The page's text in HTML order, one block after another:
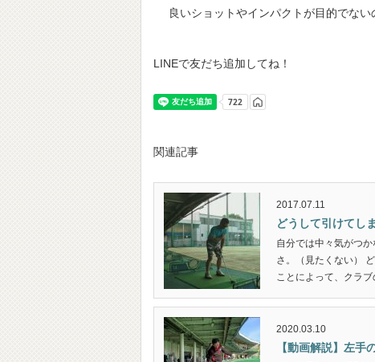
良いショットやインパクトが目的でな
LINEで友だち追加してね！
関連記事
2017.07.11
どうして引けてし
自分では中々気がつ
さ。（見たくない）
ことによって、クラ
2020.03.10
【動画解説】左手